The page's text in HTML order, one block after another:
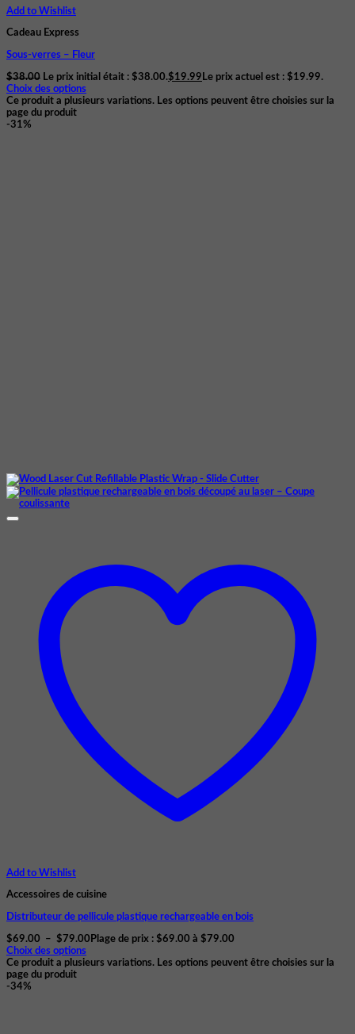
Add to Wishlist
Cadeau Express
Sous-verres – Fleur
$38.00 Le prix initial était : $38.00.$19.99 Le prix actuel est : $19.99.
Choix des options
Ce produit a plusieurs variations. Les options peuvent être choisies sur la
page du produit
-31%
Add to Wishlist
Accessoires de cuisine
Distributeur de pellicule plastique rechargeable en bois
$69.00 – $79.00 Plage de prix : $69.00 à $79.00
Choix des options
Ce produit a plusieurs variations. Les options peuvent être choisies sur la
page du produit
-34%